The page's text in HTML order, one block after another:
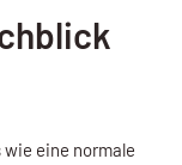
wie eine normale